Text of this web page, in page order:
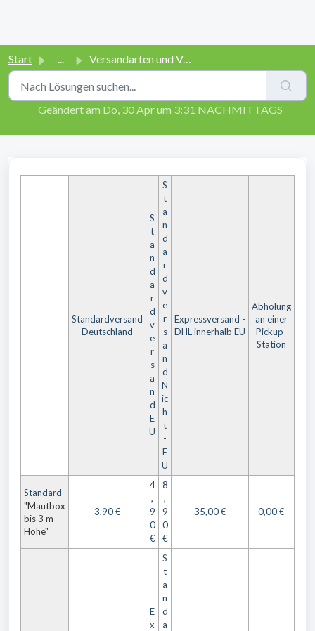
Start ... Versandarten und Versandkosten
Versandarten und Versandkosten
Geändert am Do, 30 Apr um 3:31 NACHMITTAGS
Standardversand
Deutschland
S
t
a
n
d
a
r
d
v
e
r
s
a
n
d
E
U
S
t
a
n
d
a
r
d
v
e
r
s
a
n
d
N
ic
h
t
-
E
U
Expressversand -
DHL innerhalb EU
Abholung
an einer
Pickup-
Station
Standard-
"Mautbox
bis 3 m
Höhe"
3,90 €
4
,
9
0
€
8
,
9
0
€
35,00 € 0,00 €
E
x
S
t
a
n
d
a